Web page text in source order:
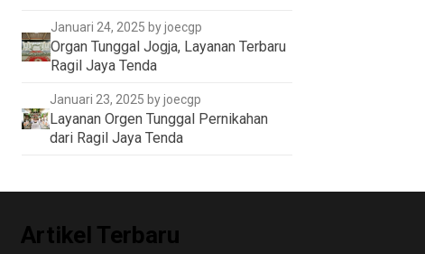
Januari 24, 2025 by joecgp
Organ Tunggal Jogja, Layanan Terbaru
Ragil Jaya Tenda
Januari 23, 2025 by joecgp
Layanan Orgen Tunggal Pernikahan
dari Ragil Jaya Tenda
Artikel Terbaru